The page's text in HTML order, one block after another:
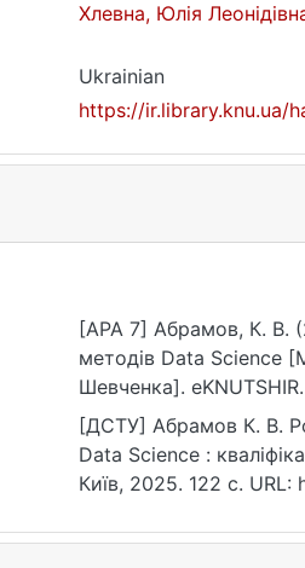
Хлевна, Юлія
Ukrainian
https://ir.library.knu.ua/
[APA 7] Абрамов, К. В.
методів Data Science
Шевченка].
[ДСТУ] Абрамов К. В.
Data Science :
Київ, 2025. 122 с.